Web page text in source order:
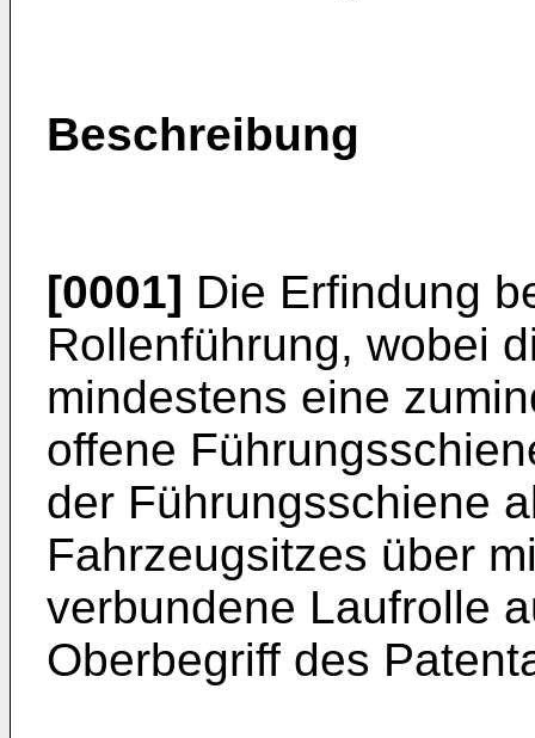
Beschreibung
[0001] Die Erfindung
Rollenführung, wobei
mindestens eine
offene
der Führungsschiene
Fahrzeugsitzes über
verbundene Laufrolle
Oberbegriff des